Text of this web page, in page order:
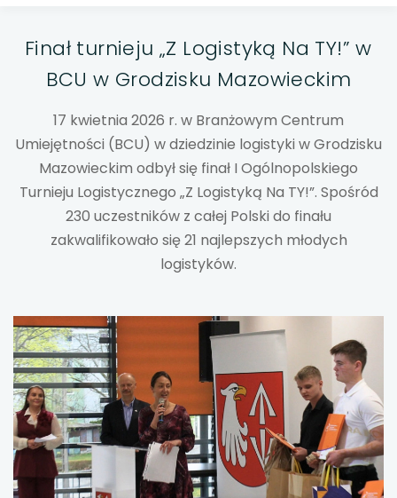
uwaga, link otwiera się w nowej karcie
uwaga, link otwiera się w nowej karcie
uwaga, link otwiera się w nowej karcie
uwaga, link otwiera się w nowej karcie
uwaga, link otwiera się w nowej karcie
uwaga, link otwiera się w nowej karcie
uwaga, link otwiera się w nowej karcie
uwaga, link otwiera się w nowej karcie
uwaga, link otwiera się w nowej karcie
Finał turnieju „Z Logistyką Na TY!” w
BCU w Grodzisku Mazowieckim
17 kwietnia 2026 r. w Branżowym Centrum
Umiejętności (BCU) w dziedzinie logistyki w Grodzisku
Mazowieckim odbył się finał I Ogólnopolskiego
Turnieju Logistycznego „Z Logistyką Na TY!”. Spośród
230 uczestników z całej Polski do finału
zakwalifikowało się 21 najlepszych młodych
logistyków.